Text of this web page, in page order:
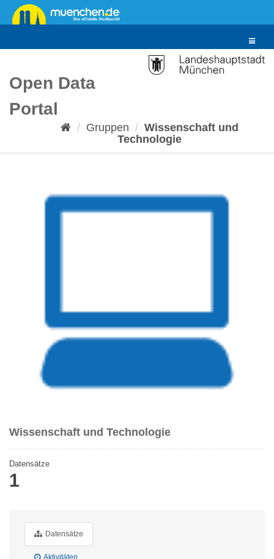
Überspringen
zum
Toggle
Open Data
Portal
Gruppen
Wissenschaft und
Technologie
Wissenschaft und Technologie
Datensätze
1
Datensätze
Aktivitäten